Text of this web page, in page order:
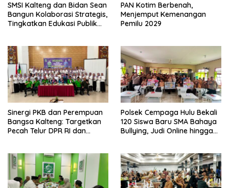
SMSI Kalteng dan Bidan Sean
Bangun Kolaborasi Strategis,
Tingkatkan Edukasi Publik
PAN Kotim Berbenah,
Menjemput Kemenangan
Pemilu 2029
Sinergi PKB dan Perempuan
Bangsa Kalteng: Targetkan
Pecah Telur DPR RI dan
Polsek Cempaga Hulu Bekali
120 Siswa Baru SMA Bahaya
Bullying, Judi Online hingga